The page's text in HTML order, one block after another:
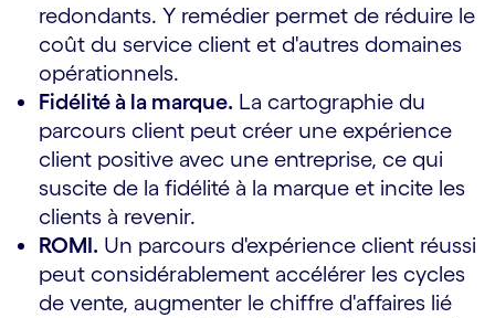
redondants. Y remédier permet de réduire le
coût du service client et d'autres domaines
opérationnels.
Fidélité à la marque. La cartographie du
parcours client peut créer une expérience
client positive avec une entreprise, ce qui
suscite de la fidélité à la marque et incite les
clients à revenir.
ROMI. Un parcours d'expérience client réussi
peut considérablement accélérer les cycles
de vente, augmenter le chiffre d'affaires lié